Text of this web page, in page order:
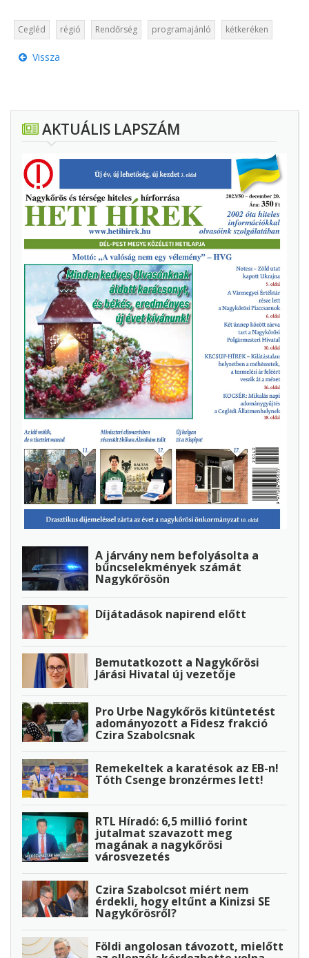
Cegléd régió Rendőrség programajánló kétkeréken
Vissza
AKTUÁLIS LAPSZÁM
A járvány nem befolyásolta a
bűncselekmények számát
Nagykőrösön
Díjátadások napirend előtt
Bemutatkozott a Nagykőrösi
Járási Hivatal új vezetője
Pro Urbe Nagykőrös kitüntetést
adományozott a Fidesz frakció
Czira Szabolcsnak
Remekeltek a karatésok az EB-n!
Tóth Csenge bronzérmes lett!
RTL Híradó: 6,5 millió forint
jutalmat szavazott meg
magának a nagykőrösi
városvezetés
Czira Szabolcsot miért nem
érdekli, hogy eltűnt a Kinizsi SE
Nagykőrösről?
Földi angolosan távozott, mielőtt